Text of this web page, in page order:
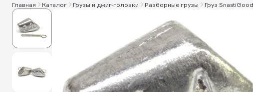
Главная Каталог Грузы и джиг-головки Разборные грузы Груз